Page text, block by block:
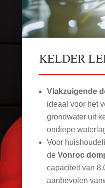
KELDER
Vlakzuigende
ideaal voor het
grondwater uit
ondiepe
Voor
de Vonroc
capaciteit van
aanbevolen